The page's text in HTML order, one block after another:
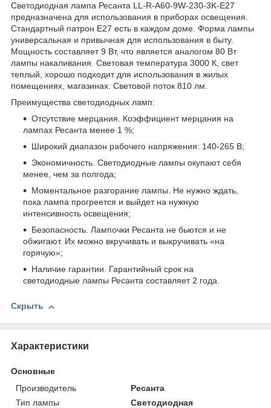
Светодиодная лампа Ресанта LL-R-A60-9W-230-3K-E27
предназначена для использования в приборах освещения.
Стандартный патрон Е27 есть в каждом доме. Форма лампы
универсальная и привычная для использования в быту.
Мощность составляет 9 Вт, что является аналогом 80 Вт
лампы накаливания. Световая температура 3000 К, свет
теплый, хорошо подходит для использования в жилых
помещениях, магазинах. Световой поток 810 лм.
Преимущества светодиодных ламп:
Отсутствие мерцания. Коэффициент мерцания на
лампах Ресанта менее 1 %;
Широкий диапазон рабочего напряжения: 140-265 В;
Экономичность. Светодиодные лампы окупают себя
менее, чем за полгода;
Моментальное разгорание лампы. Не нужно ждать,
пока лампа прогреется и выйдет на нужную
интенсивность освещения;
Безопасность. Лампочки Ресанта не бьются и не
обжигают. Их можно вкручивать и выкручивать «на
горячую»;
Наличие гарантии. Гарантийный срок на
светодиодные лампы Ресанта составляет 2 года.
Скрыть
Характеристики
Основные
Производитель
Ресанта
Тип лампы
Светодиодная